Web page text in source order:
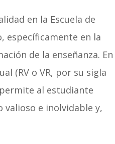
en la Escuela de
específicamente en la
de la enseñanza. En
(RV o VR, por su sigla
al estudiante
e inolvidable y,